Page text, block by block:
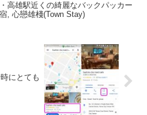
高雄駅近くの綺麗なバックパッカー
, 心戀雄棧(Town Stay)
にとても